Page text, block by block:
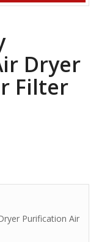
Dryer
Filter
Purification Air